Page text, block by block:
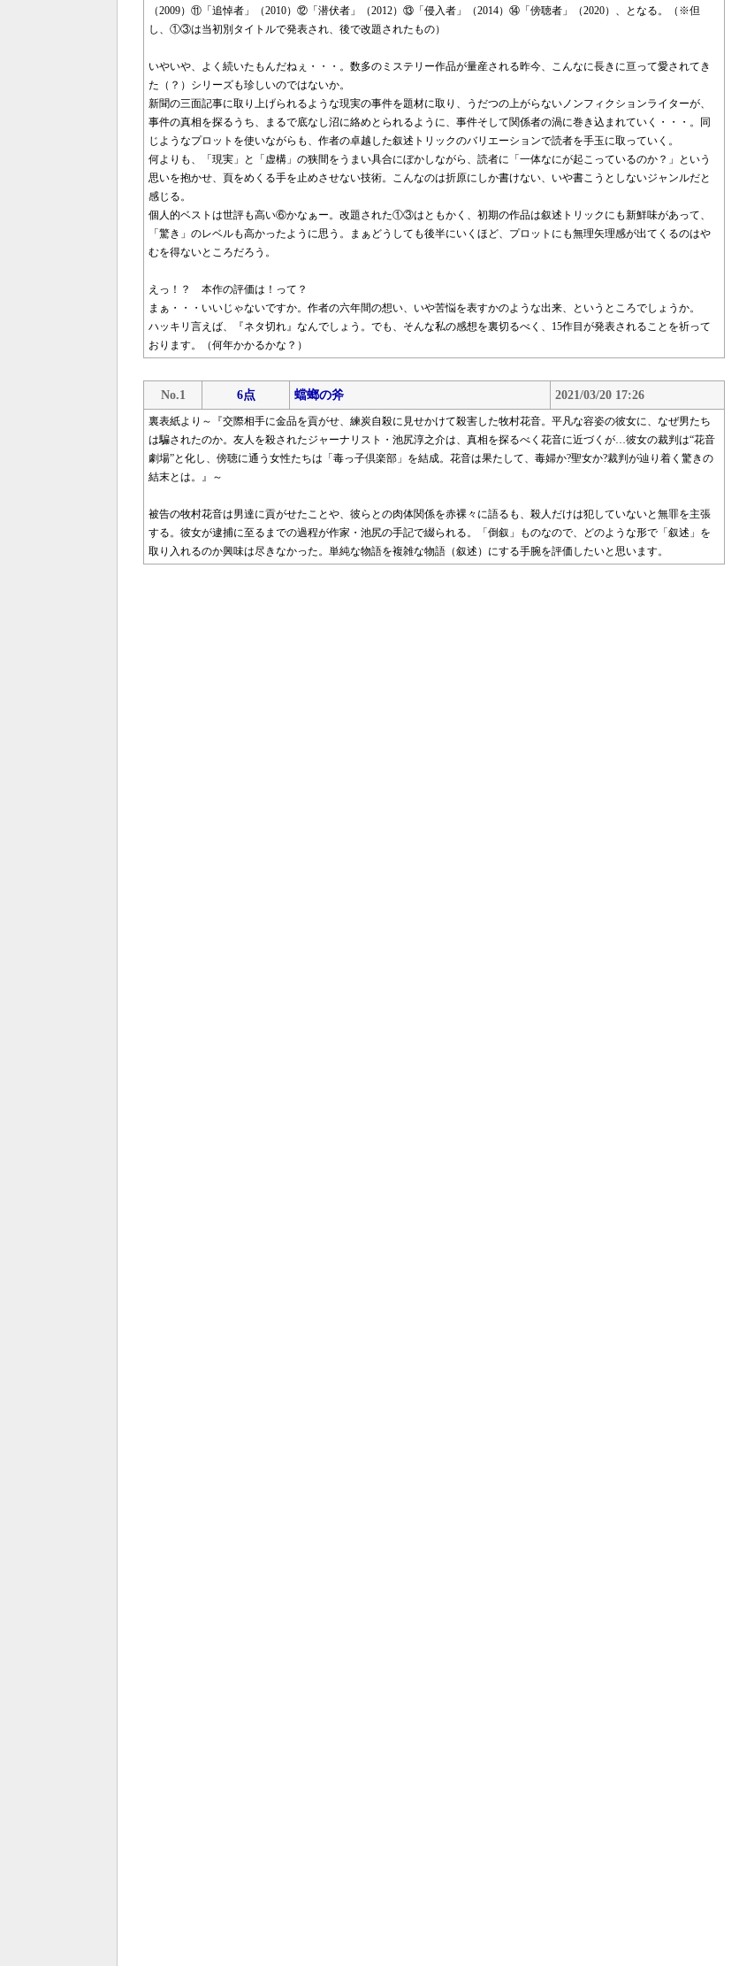
（2009）⑪「追悼者」（2010）⑫「潜伏者」（2012）⑬「侵入者」（2014）⑭「傍聴者」（2020）、となる。（※但
し、①③は当初別タイトルで発表され、後で改題されたもの）
いやいや、よく続いたもんだねぇ・・・。数多のミステリー作品が量産される昨今、こんなに長きに亘って愛されてき
た（？）シリーズも珍しいのではないか。
新聞の三面記事に取り上げられるような現実の事件を題材に取り、うだつの上がらないノンフィクションライターが、
事件の真相を探るうち、まるで底なし沼に絡めとられるように、事件そして関係者の渦に巻き込まれていく・・・。同
じようなプロットを使いながらも、作者の卓越した叙述トリックのバリエーションで読者を手玉に取っていく。
何よりも、「現実」と「虚構」の狭間をうまい具合にぼかしながら、読者に「一体なにが起こっているのか？」という
思いを抱かせ、頁をめくる手を止めさせない技術。こんなのは折原にしか書けない、いや書こうとしないジャンルだと
感じる。
個人的ベストは世評も高い⑥かなぁー。改題された①③はともかく、初期の作品は叙述トリックにも新鮮味があって、
「驚き」のレベルも高かったように思う。まぁどうしても後半にいくほど、プロットにも無理矢理感が出てくるのはや
むを得ないところだろう。
えっ！？ 本作の評価は！って？
まぁ・・・いいじゃないですか。作者の六年間の想い、いや苦悩を表すかのような出来、というところでしょうか。
ハッキリ言えば、『ネタ切れ』なんでしょう。でも、そんな私の感想を裏切るべく、15作目が発表されることを祈って
おります。（何年かかるかな？）
No.1 6点 蟷螂の斧 2021/03/20 17:26
裏表紙より～『交際相手に金品を貢がせ、練炭自殺に見せかけて殺害した牧村花音。平凡な容姿の彼女に、なぜ男たち
は騙されたのか。友人を殺されたジャーナリスト・池尻淳之介は、真相を探るべく花音に近づくが…彼女の裁判は“花音
劇場”と化し、傍聴に通う女性たちは「毒っ子倶楽部」を結成。花音は果たして、毒婦か?聖女か?裁判が辿り着く驚きの
結末とは。』～
被告の牧村花音は男達に貢がせたことや、彼らとの肉体関係を赤裸々に語るも、殺人だけは犯していないと無罪を主張
する。彼女が逮捕に至るまでの過程が作家・池尻の手記で綴られる。「倒叙」ものなので、どのような形で「叙述」を
取り入れるのか興味は尽きなかった。単純な物語を複雑な物語（叙述）にする手腕を評価したいと思います。